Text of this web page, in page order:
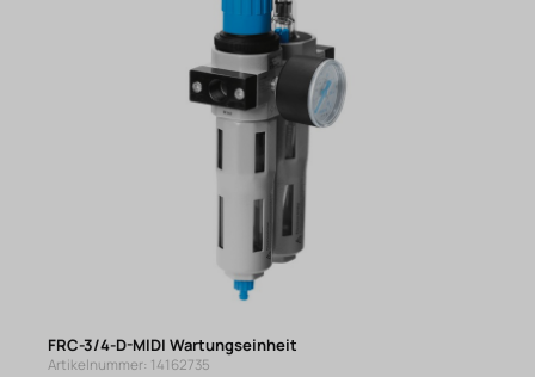
FRC-3/4-D-MIDI Wartungseinheit
Artikelnummer: 14162735